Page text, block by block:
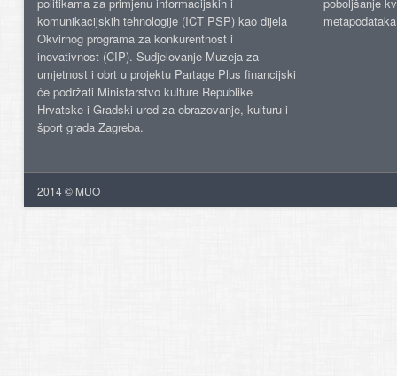
komunikacijskih tehnologije (ICT PSP) kao dijela
Okvirnog programa za konkurentnost i
inovativnost (CIP). Sudjelovanje Muzeja za
umjetnost i obrt u projektu Partage Plus financijski
će podržati Ministarstvo kulture Republike
Hrvatske i Gradski ured za obrazovanje, kulturu i
šport grada Zagreba.
2014 © MUO